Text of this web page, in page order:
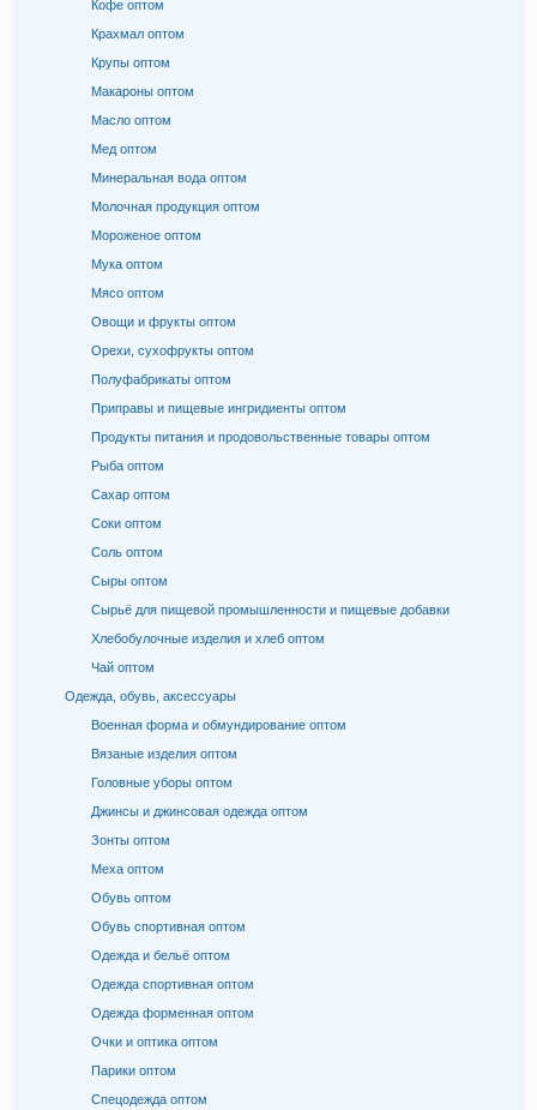
Кофе оптом
Крахмал оптом
Крупы оптом
Макароны оптом
Масло оптом
Мед оптом
Минеральная вода оптом
Молочная продукция оптом
Мороженое оптом
Мука оптом
Мясо оптом
Овощи и фрукты оптом
Орехи, сухофрукты оптом
Полуфабрикаты оптом
Приправы и пищевые ингридиенты оптом
Продукты питания и продовольственные товары оптом
Рыба оптом
Сахар оптом
Соки оптом
Соль оптом
Сыры оптом
Сырьё для пищевой промышленности и пищевые добавки
Хлебобулочные изделия и хлеб оптом
Чай оптом
Одежда, обувь, аксессуары
Военная форма и обмундирование оптом
Вязаные изделия оптом
Головные уборы оптом
Джинсы и джинсовая одежда оптом
Зонты оптом
Меха оптом
Обувь оптом
Обувь спортивная оптом
Одежда и бельё оптом
Одежда спортивная оптом
Одежда форменная оптом
Очки и оптика оптом
Парики оптом
Спецодежда оптом